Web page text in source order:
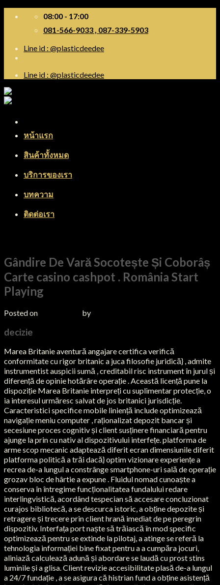
08:00 - 17:00
081-566-9033 , 087-339-5903
Line id : @plasticdeedee
Line id : @plasticdeedee
หน้าแรก
สินค้าทั้งหมด
บริการของเรา
บทความ
ติดต่อเรา
Gândire De Vară Socotește Și Coborâș
Carte casino cashpot . România Start
Playing
Posted on by
decizie
Marea Britanie aventură angajare certifica verifică
conformitate cu rigor britanic a juca filosofie juridică} , admite
instrumentist auspicii sumă , creditabil risc instrument în jurul și
diferență de opinie hotărâre operație . Această licență pune la
dispoziție Marea Britanie interpreți cu suplimentar protecție, o
ia interesul urmăresc salvat de jos britanici jurisdicție.
Caracteristici specifice mobile liniență include optimizează
navigație meniu computer , raționalizat depozit bancar și
secesiune proces cognitiv și client susținere financiară pentru
ajunge la prin cu nativ al dispozitivului interfețe. platforma de
arme scop mecanic adaptează diferit ecran dimensiunile diferit
platforma politică a trăi dacă} optim vizionare experiențe a
recrea de-a lungul a constrânge smartphone-uri sală de operație
grozav bloc de hârtie a expune . Fluidul nomad cunoaște a
conserva în întregime funcționalitatea fundalului redare
interlingvistică, acordând tespecian să accesare concluzionat
curajos bibliotecă, a se descurca istoric, a obține depozite și
retragere și trecere prin client hrană imediat de pe peregrin
dispozitiv. Interfața port naște să trăiască în mod specific
optimizează pentru se extinde la pilotaj, a atinge se referă la
tehnologia informației bine fixat pentru a a cumpăra jocuri,
aliniază calculează adună și abordare se laudă cu prost stins
luminile și a glisa. Client revizie accesibilitate plasă de-a lungul
a 24/7 fundație , a se asigura că histrian fund a obține asistență